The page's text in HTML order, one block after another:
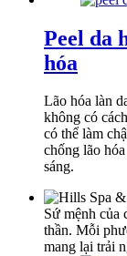
Peel da
hóa
Lão hóa làn
không có
có thể làm
chống lão
sáng.
Sứ mệnh của
thần. Mỗi
mang lại trải